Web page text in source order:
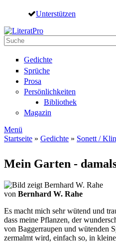
Direkt zum Inhalt
Unterstützen
Suche
Gedichte
Sprüche
Prosa
Persönlichkeiten
Bibliothek
Magazin
Menü
Startseite » Gedichte » Sonett /
Mein Garten -
von Bernhard W. Rahe
Es macht mich sehr wütend und
dass meine Pflanzen, der
von Baggerraupen und wütenden
zermalmt wird, einfach so, in